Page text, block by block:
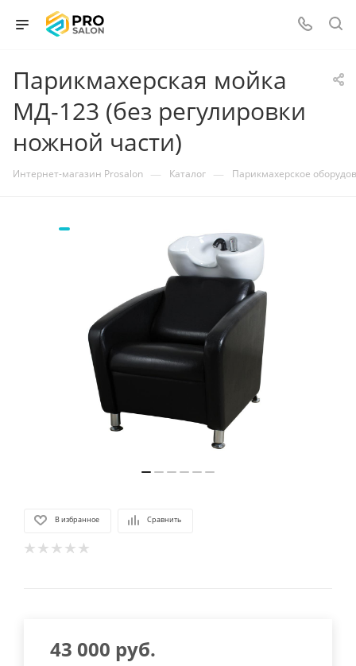
Парикмахерская мойка
МД-123 (без регулировки
ножной части)
Интернет-магазин Prosalon — Каталог — Парикмахерское
В избранное Сравнить
43 000 руб.